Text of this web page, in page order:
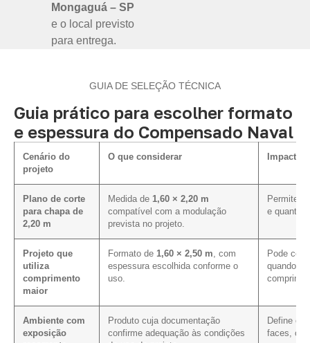
Mongaguá – SP
e o local previsto
para entrega.
GUIA DE SELEÇÃO TÉCNICA
Guia prático para escolher formato
e espessura do Compensado Naval
Cenário do
projeto
O que considerar Impacto
Plano de corte
para chapa de
2,20 m
Medida de 1,60 × 2,20 m
compatível com a modulação
prevista no projeto.
Permite
e
Projeto que
utiliza
comprimento
maior
Formato de 1,60 × 2,50 m , com
espessura escolhida conforme o
uso.
Pode
quando a
Ambiente com
exposição
Produto cuja documentação
confirme adequação às condições
Define os
faces,